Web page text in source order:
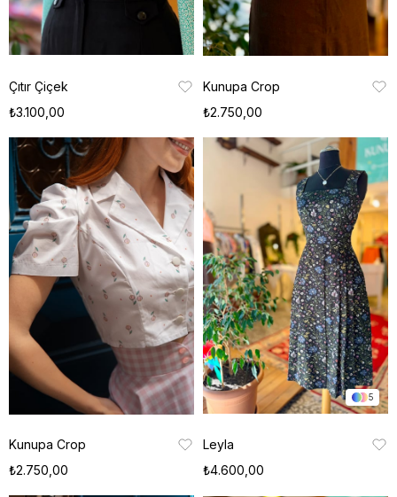
Çıtır Çiçek
₺3.100,00
Kunupa Crop
₺2.750,00
Kunupa Crop
₺2.750,00
5
Leyla
₺4.600,00